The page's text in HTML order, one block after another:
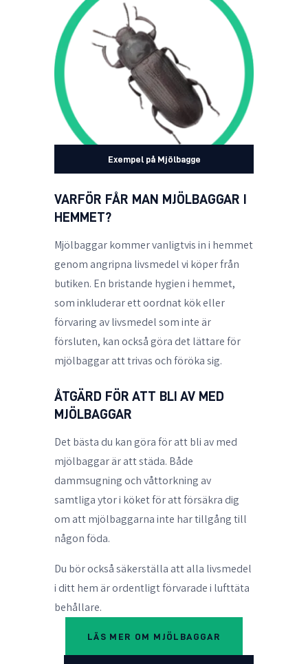
Exempel på Mjölbagge
VARFÖR FÅR MAN MJÖLBAGGAR I
HEMMET?
Mjölbaggar kommer vanligtvis in i hemmet
genom angripna livsmedel vi köper från
butiken. En bristande hygien i hemmet,
som inkluderar ett oordnat kök eller
förvaring av livsmedel som inte är
försluten, kan också göra det lättare för
mjölbaggar att trivas och föröka sig.
ÅTGÄRD FÖR ATT BLI AV MED
MJÖLBAGGAR
Det bästa du kan göra för att bli av med
mjölbaggar är att städa. Både
dammsugning och våttorkning av
samtliga ytor i köket för att försäkra dig
om att mjölbaggarna inte har tillgång till
någon föda.
Du bör också säkerställa att alla livsmedel
i ditt hem är ordentligt förvarade i lufttäta
behållare.
LÄS MER OM MJÖLBAGGAR